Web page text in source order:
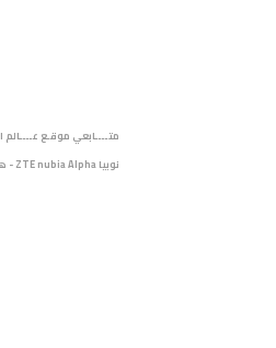
نوبيا ZTE nubia Alpha - هاتف/جوال/تليفون زد تي إي نوبيا ZTE nubia Alpha . هاتف Nubia Alpha الذي يلتف .